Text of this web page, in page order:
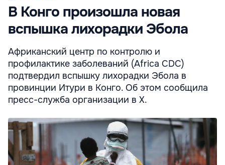
В Конго произошла новая
вспышка лихорадки Эбола
Африканский центр по контролю и
профилактике заболеваний (Africa CDC)
подтвердил вспышку лихорадки Эбола в
провинции Итури в Конго. Об этом сообщила
пресс-служба организации в X.